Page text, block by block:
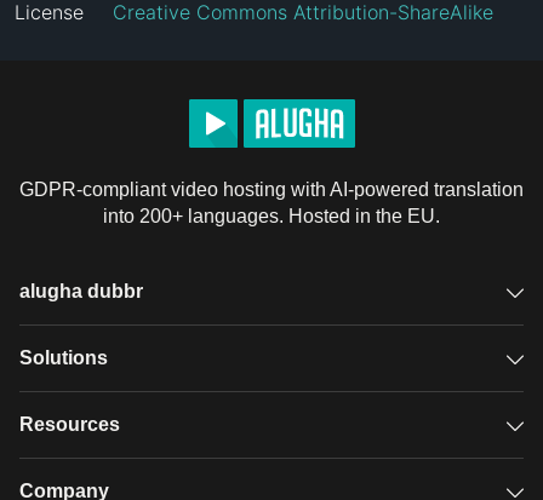
License Creative Commons Attribution-ShareAlike
GDPR-compliant video hosting with AI-powered translation
into 200+ languages. Hosted in the EU.
alugha dubbr
Overview
Solutions
GDPR video hosting
Resources
Case studies
Company